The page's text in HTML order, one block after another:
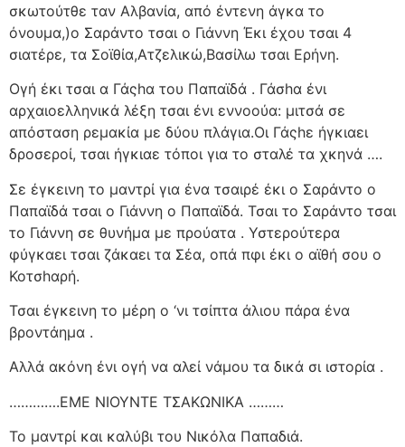
σκωτούτθε ταν Αλβανία, από έντενη άγκα το
όνουμα,)ο Σαράντο τσαι ο Γιάννη Έκι έχου τσαι 4
σιατέρε, τα Σοϊθία,Ατζελικώ,Βασίλω τσαι Ερήνη.
Ογή έκι τσαι α Γάςhα του Παπαϊδά . Γάσhα ένι
αρχαιοελληνικά λέξη τσαι ένι εννοούα: μιτσά σε
απόσταση ρεμακία με δύου πλάγια.Οι Γάςhε ήγκιαει
δροσεροί, τσαι ήγκιαε τόποι για το σταλέ τα χκηνά ….
Σε έγκεινη το μαντρί για ένα τσαιρέ έκι ο Σαράντο ο
Παπαϊδά τσαι ο Γιάννη ο Παπαϊδά. Τσαι το Σαράντο τσαι
το Γιάννη σε θυνήμα με προύατα . Υστερούτερα
φύγκαει τσαι ζάκαει τα Σέα, οπά πφι έκι ο αϊθή σου ο
Κοτσhαρή.
Τσαι έγκεινη το μέρη ο ‘νι τσίπτα άλιου πάρα ένα
βροντάημα .
Αλλά ακόνη ένι ογή να αλεί νάμου τα δικά σι ιστορία .
………….ΕΜΕ ΝΙΟΥΝΤΕ ΤΣΑΚΩΝΙΚΑ ………
Το μαντρί και καλύβι του Νικόλα Παπαδιά.